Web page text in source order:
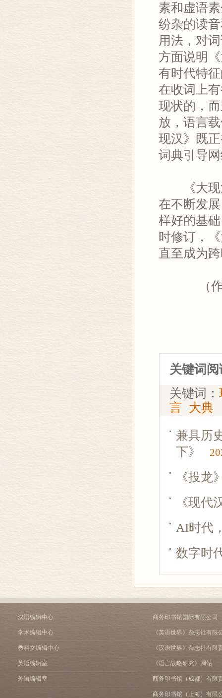
素和虚语
纷杂的读
用法，对
方面说明
有时代特
在收词上
现状的，
放，语言
现汉》既
词典引导
《大现汉
在不断发
样好的基
时修订，
直至成为
（作
关键词阅
关键词：
言 大典
兼具历
下》
《投龙
《现
AI时代
数字时
汉语编辑中心
学术编辑中心
教科文编辑中心
英语编辑室
外语编辑室
商务印书馆国际有限公司
《英语世界》杂志社有限
《汉语世界》杂志社有限
《语言战略研究》网站
商务印书馆（成都）有限
商务印书馆（上海）有限